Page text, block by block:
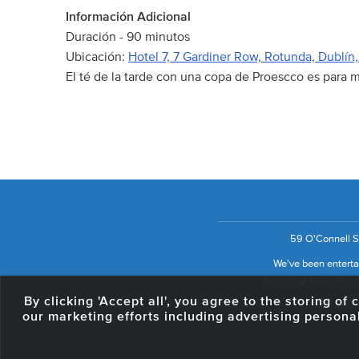
Información Adicional
Duración - 90 minutos
Ubicación: Hotel 7, 7 Gardiner Row, Rotunda,
El té de la tarde con una copa de Proescco es para
59 O'Connell
We've been
By clicking 'Accept all', you agree to the storing of
our marketing efforts including advertising